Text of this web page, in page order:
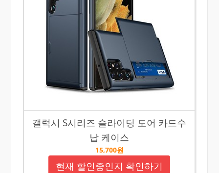
갤럭시 S시리즈 슬라이딩 도어 카드수
납 케이스
15,700원
현재 할인중인지 확인하기